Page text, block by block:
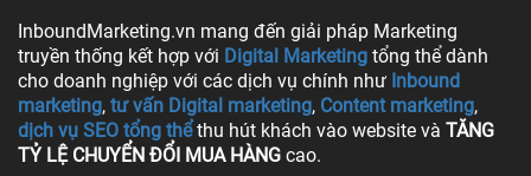
InboundMarketing.vn mang đến giải pháp Marketing
truyền thống kết hợp với Digital Marketing tổng thể dành
cho doanh nghiệp với các dịch vụ chính như Inbound
marketing, tư vấn Digital marketing, Content marketing,
dịch vụ SEO tổng thể thu hút khách vào website và TĂNG
TỶ LỆ CHUYỂN ĐỔI MUA HÀNG cao.